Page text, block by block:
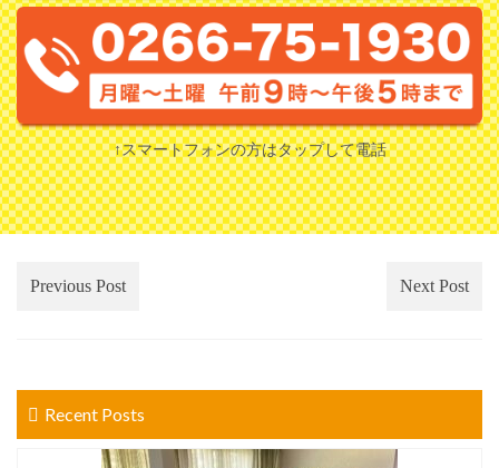
↑スマートフォンの方はタップして電話
Previous Post Next Post
Recent Posts